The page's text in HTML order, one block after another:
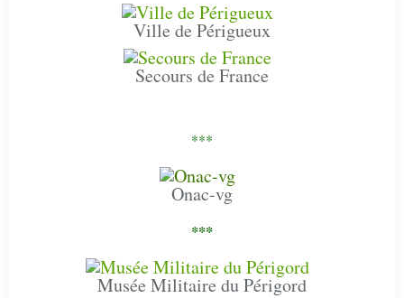
Ville de Périgueux
Secours de France
***
Onac-vg
***
Musée Militaire du Périgord